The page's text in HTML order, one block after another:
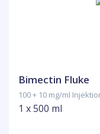
Bimectin Fluke
100 + 10 mg/ml
1 x 500 ml